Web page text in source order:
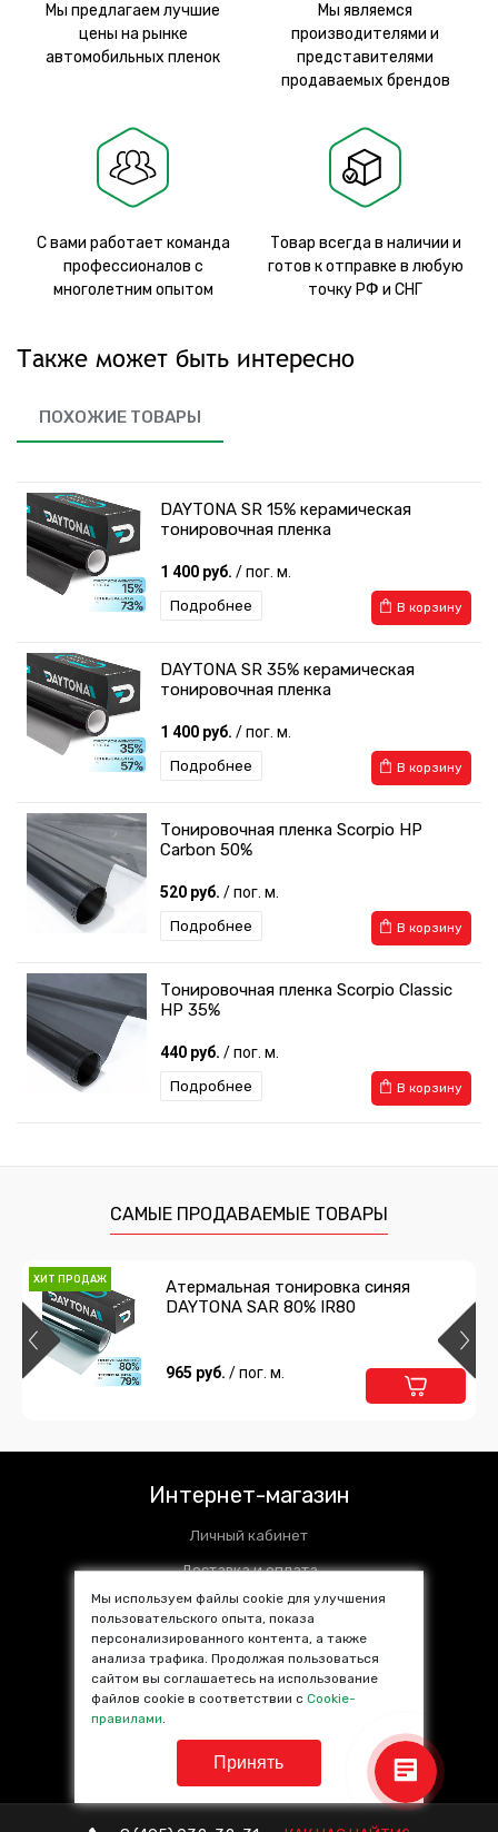
Мы предлагаем лучшие
цены на рынке
автомобильных пленок
Мы являемся
производителями и
представителями
продаваемых брендов
С вами работает команда
профессионалов с
многолетним опытом
Товар всегда в наличии и
готов к отправке в любую
точку РФ и СНГ
Также может быть интересно
ПОХОЖИЕ ТОВАРЫ
DAYTONA SR 15% керамическая
тонировочная пленка
1 400 руб. / пог. м.
В корзину
Подробнее
DAYTONA SR 35% керамическая
тонировочная пленка
1 400 руб. / пог. м.
В корзину
Подробнее
Тонировочная пленка Scorpio HP
Carbon 50%
520 руб. / пог. м.
В корзину
Подробнее
Тонировочная пленка Scorpio Classic
HP 35%
440 руб. / пог. м.
В корзину
Подробнее
металлизированная тонировочная
1 100 руб./ пог. м.
SHG Charcoal PHP 15
1 100 руб./ пог. м.
В корзину
металлизированная тонировочная
пленка
1 100 руб./ пог. м.
В корзину
Подробнее
SHG Charcoal PHP 35
металлизированная тонировочная
пленка
1 100 руб./ пог. м.
Тонировочная пленка Scorpio Classic
HP 70%
САМЫЕ ПРОДАВАЕМЫЕ ТОВАРЫ
ХИТ ПРОДАЖ
Атермальная тонировка синяя
DAYTONA SAR 80% IR80
965 руб. / пог. м.
Интернет-магазин
Личный кабинет
Доставка и оплата
Установочные центры
Контакты
SALE %
Популярные товары
Мы используем файлы cookie для улучшения
пользовательского опыта, показа
персонализированного контента, а также
анализа трафика. Продолжая пользоваться
сайтом вы соглашаетесь на использование
файлов cookie в соответствии сCookie-
правилами.
Принять